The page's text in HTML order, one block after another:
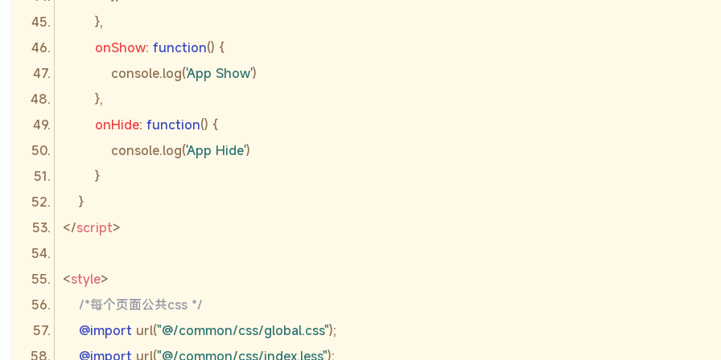
onShow: function()
console.log('App Show'
onHide: function()
console.log('App Hide'
</script>
<style>
/*每个页面公共css */
@import url("@/common/css/global.css"
@import url("@/common/css/index.less"